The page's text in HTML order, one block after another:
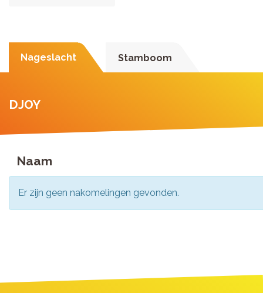
Nageslacht Stamboom
DJOY
Naam
Er zijn geen nakomelingen gevonden.